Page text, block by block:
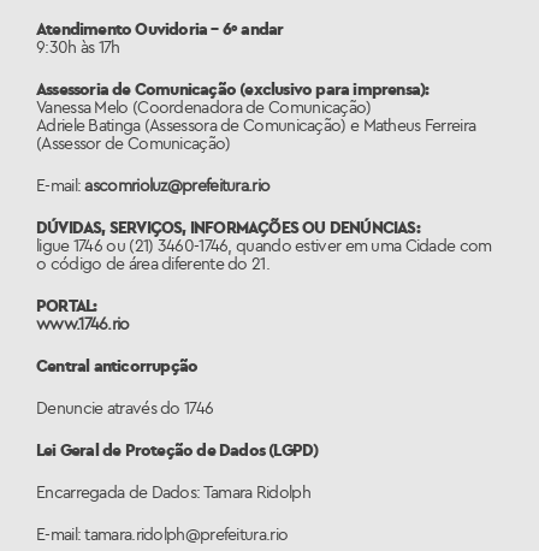
Atendimento Ouvidoria – 6º andar
9:30h às 17h
Assessoria de Comunicação (exclusivo para imprensa):
Vanessa Melo (Coordenadora de Comunicação)
Adriele Batinga (Assessora de Comunicação) e Matheus Ferreira
(Assessor de Comunicação)
E-mail:ascomrioluz@prefeitura.rio
DÚVIDAS, SERVIÇOS, INFORMAÇÕES OU DENÚNCIAS:
ligue 1746 ou (21) 3460-1746, quando estiver em uma Cidade com
o código de área diferente do 21.
PORTAL:
www.1746.rio
Central anticorrupção
Denuncie através do 1746
Lei Geral de Proteção de Dados (LGPD)
Encarregada de Dados: Tamara Ridolph
E-mail: tamara.ridolph@prefeitura.rio